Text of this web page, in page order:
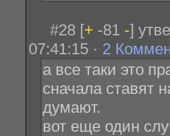
#28 [+ -81 -]
07:41:15 · 2
а все таки это
сначала ставят
думают.
вот еще один